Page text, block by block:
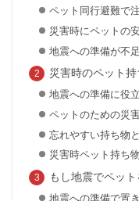
ペット同行避難で
災害時にペットの
地震への準備が不
災害時のペット
地震への準備に役
ペットのための災
忘れやすい持ち物
災害時ペット持ち
もし地震でペッ
地震への準備で置